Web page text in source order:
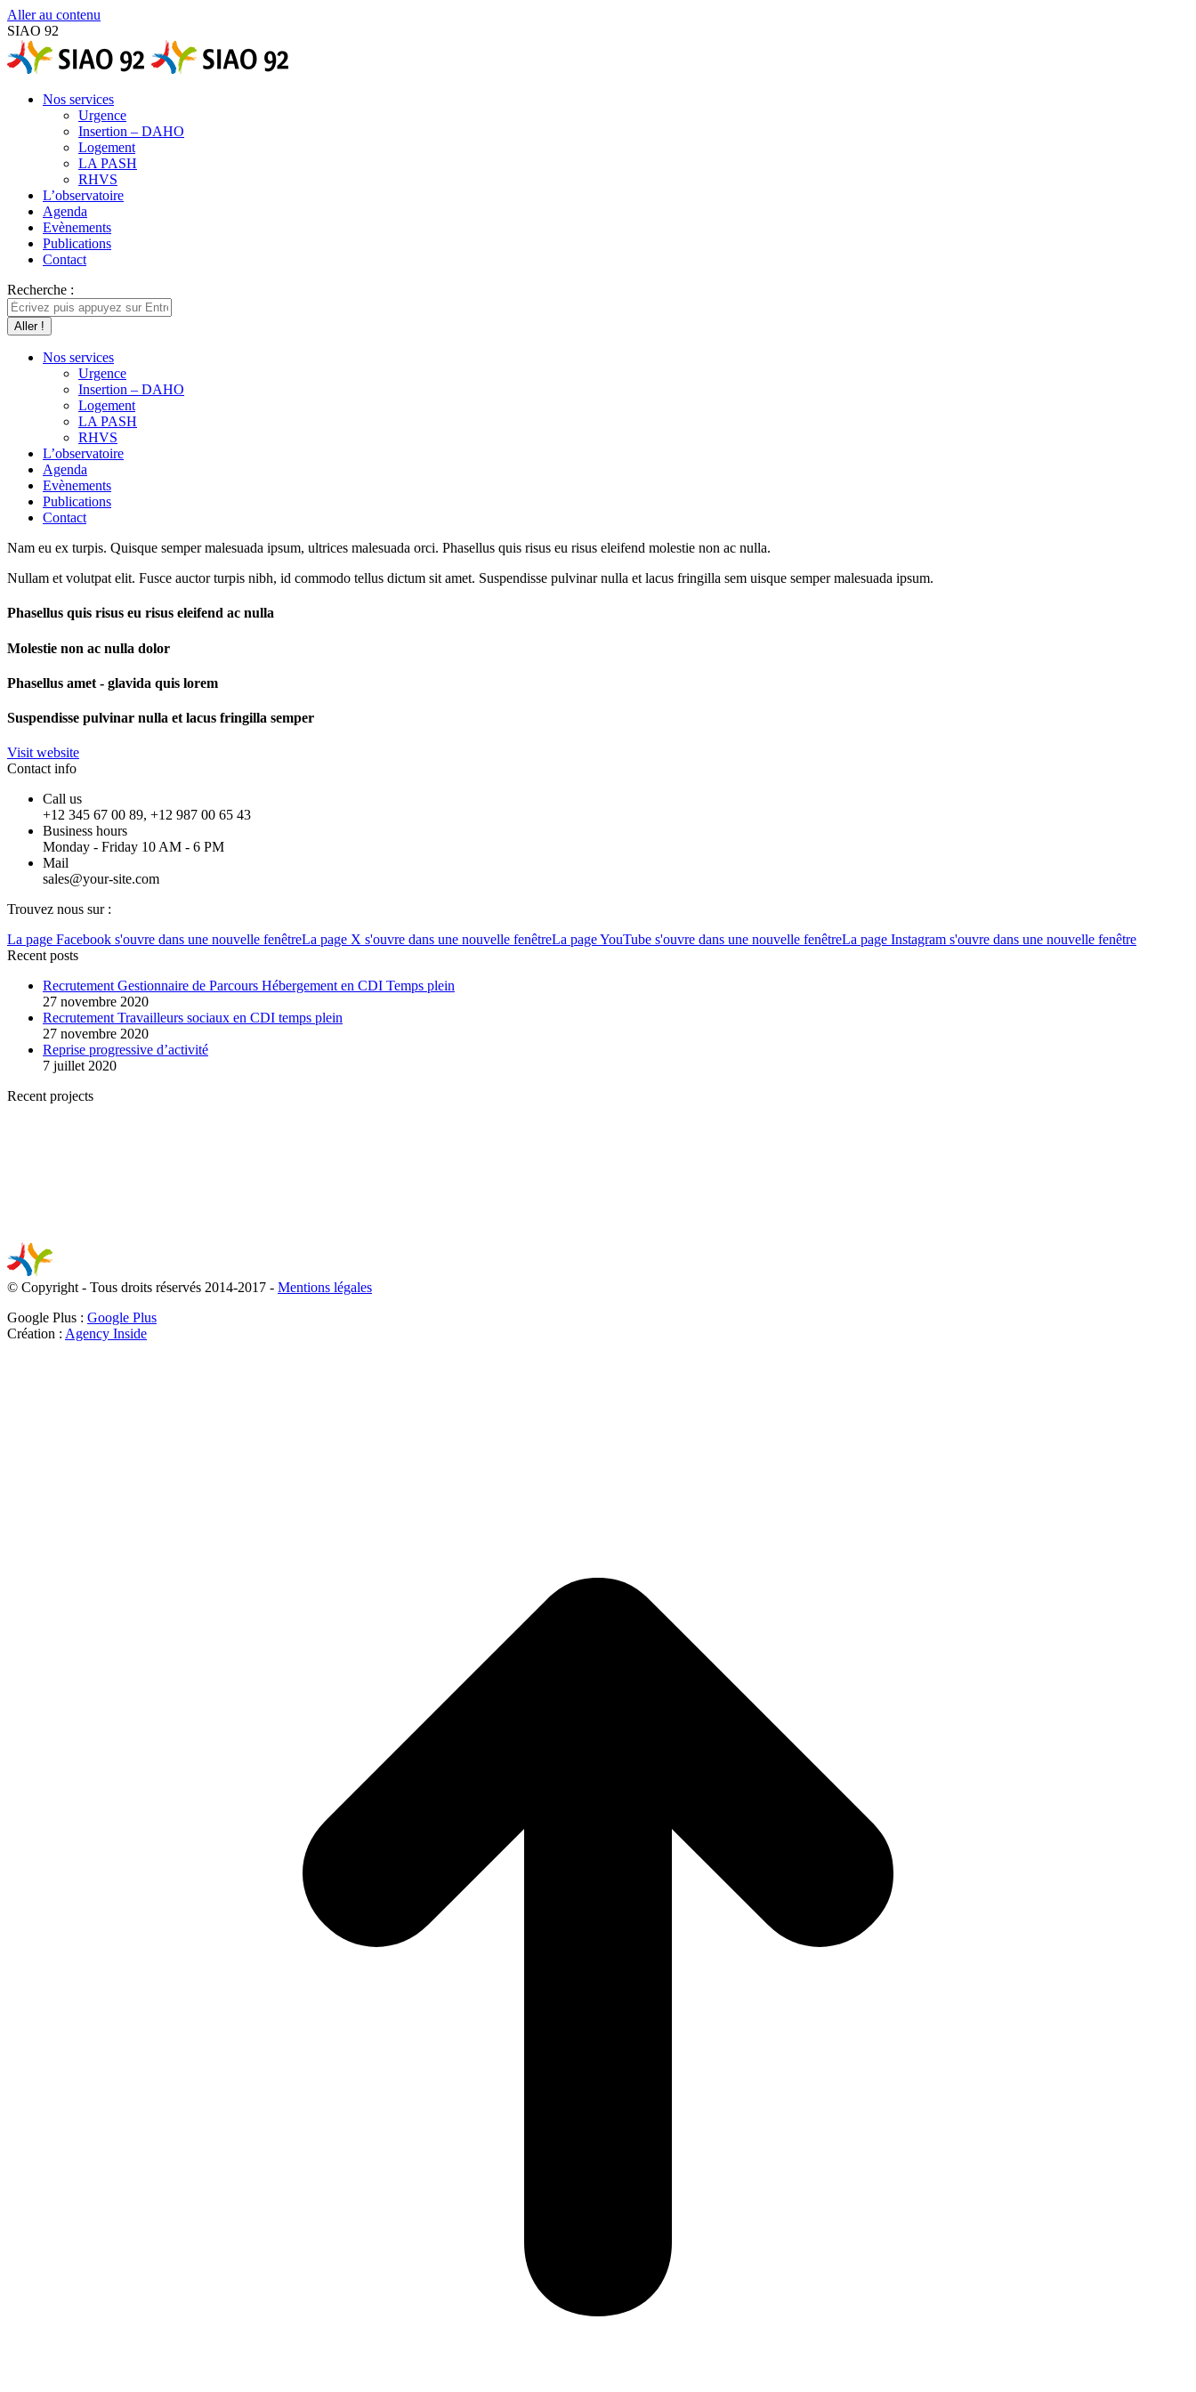
Aller au contenu
SIAO 92
Nos services
Urgence
Insertion – DAHO
Logement
LA PASH
RHVS
L’observatoire
Agenda
Evènements
Publications
Contact
Recherche :
Nos services
Urgence
Insertion – DAHO
Logement
LA PASH
RHVS
L’observatoire
Agenda
Evènements
Publications
Contact
Nam eu ex turpis. Quisque semper malesuada ipsum, ultrices malesuada orci. Phasellus quis risus eu risus eleifend molestie non ac nulla.
Nullam et volutpat elit. Fusce auctor turpis nibh, id commodo tellus dictum sit amet. Suspendisse pulvinar nulla et lacus fringilla sem uisque semper malesuada ipsum.
Phasellus quis risus eu risus eleifend ac nulla
Molestie non ac nulla dolor
Phasellus amet - glavida quis lorem
Suspendisse pulvinar nulla et lacus fringilla semper
Visit website
Contact info
Call us
+12 345 67 00 89, +12 987 00 65 43
Business hours
Monday - Friday 10 AM - 6 PM
Mail
sales@your-site.com
Trouvez nous sur :
La page Facebook s'ouvre dans une nouvelle fenêtreLa page X s'ouvre dans une nouvelle fenêtreLa page YouTube s'ouvre dans une nouvelle fenêtreLa page Instagram s'ouvre dans une nouvelle fenêtre
Recent posts
Recrutement Gestionnaire de Parcours Hébergement en CDI Temps plein
27 novembre 2020
Recrutement Travailleurs sociaux en CDI temps plein
27 novembre 2020
Reprise progressive d’activité
7 juillet 2020
Recent projects
© Copyright - Tous droits réservés 2014-2017 - Mentions légales
Google Plus : Google Plus
Création : Agency Inside